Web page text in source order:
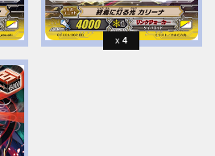
4